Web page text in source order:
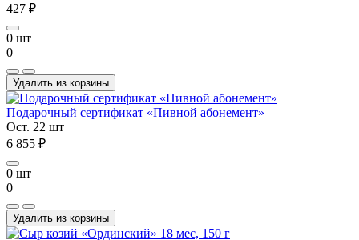
427 ₽
0 шт
0
Удалить из корзины
Подарочный сертификат «Пивной абонемент»
Ост. 22 шт
6 855 ₽
0 шт
0
Удалить из корзины